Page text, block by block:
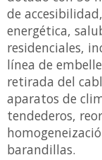
de
energética,
residenciales,
línea de
retirada del
aparatos de
tendederos,
barandillas.